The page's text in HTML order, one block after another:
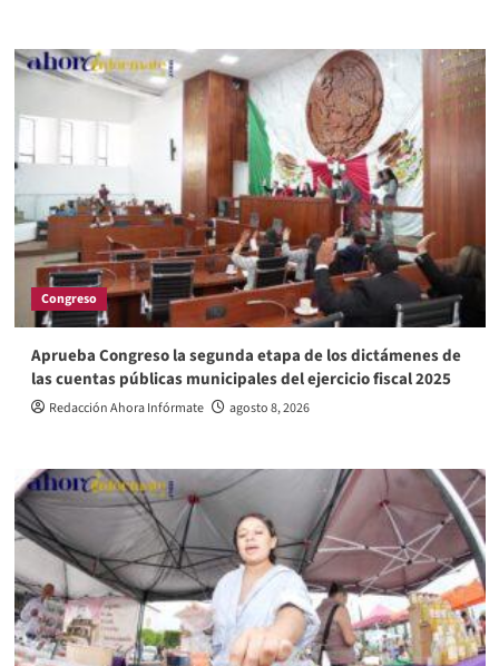
Congreso
Aprueba Congreso la segunda etapa de los dictámenes de
las cuentas públicas municipales del ejercicio fiscal 2025
Redacción Ahora Infórmate agosto 8, 2026